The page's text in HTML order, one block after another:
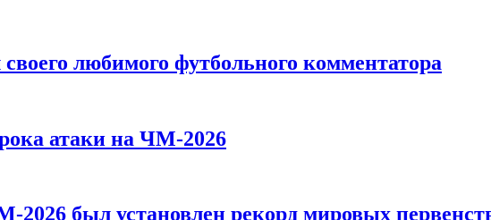
любимого футбольного комментатора
атаки на ЧМ-2026
был установлен рекорд мировых